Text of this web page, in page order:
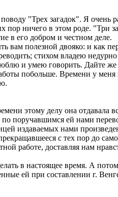
"Трех загадок". Я очень
ничего в этом роде. "Три
в его добром и честном деле.
вам полезной двояко: и как
стихом владею недурно
и умею говорить. Дайте же
побольше. Времени у меня
этому делу она отдавала
по поручавшимся ей нами
издаваемых нами
с тех пор до
работе, доставляя нам
в настоящее время. А
ей при составлении г.